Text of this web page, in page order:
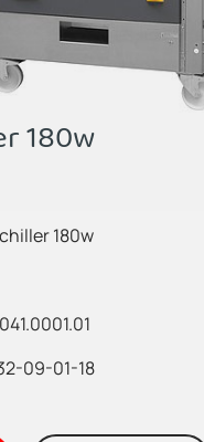
180w
180w
09-01-18